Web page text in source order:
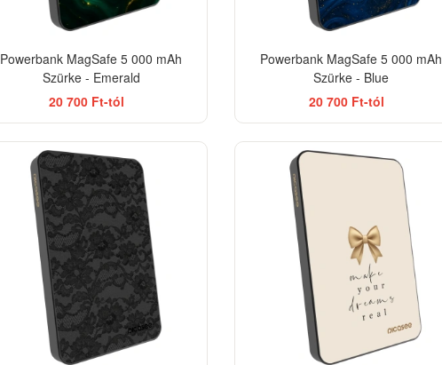
Powerbank MagSafe 5 000 mAh
Szürke - Emerald
20 700 Ft-tól
Powerbank MagSafe 5 000 mAh
Szürke - Blue
20 700 Ft-tól